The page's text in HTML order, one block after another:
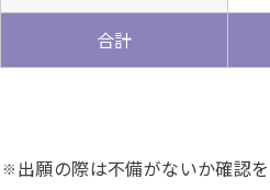
合計
出願の際は不備がないか確認